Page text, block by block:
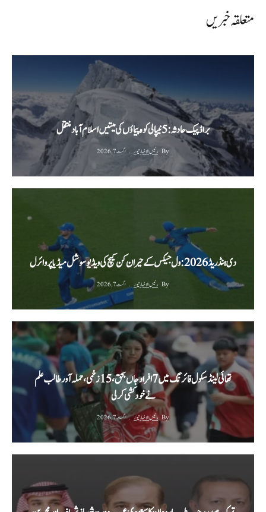
متعلقہ خبریں
براڈ پیک حادثہ: 5 نیپالی کوہ پیماؤں کی میتیں اسلام آباد منتقل
By رئیس الاخبار نیوز اگست 7, 2026
دی ہنڈریڈ 2026: ول جیکس کے حیران کن کیچ کی ویڈیو سوشل میڈیا پر وائرل
By رئیس الاخبار نیوز اگست 7, 2026
تھائی لینڈ سکول فائرنگ میں 7 افراد جاں بحق، 15 زخمی، حملہ آور طالب علم
نے خودکشی کر لی
By رئیس الاخبار نیوز اگست 7, 2026